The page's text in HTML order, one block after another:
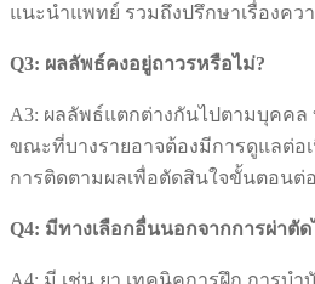
แนะนำแพทย์ รวมถึงปรึกษาเรื่องคว
Q3: ผลลัพธ์คงอยู่ถาวรหรือไม่?
A3: ผลลัพธ์แตกต่างกันไปตามบุคคล
ขณะที่บางรายอาจต้องมีการดูแลต่อ
การติดตามผลเพื่อตัดสินใจขั้นตอนต่อ
Q4: มีทางเลือกอื่นนอกจากการผ่าตัด
A4: มี เช่น ยา เทคนิคการฝึก การบ